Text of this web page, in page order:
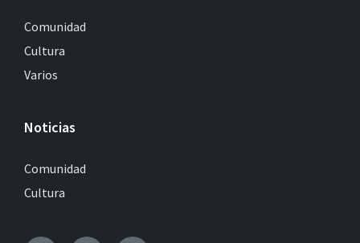
Comunidad
Cultura
Varios
Noticias
Comunidad
Cultura